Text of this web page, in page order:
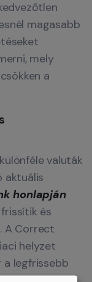
magasabb
mely
a
valuták
aktuális
honlapján
és
A Correct
helyzet
a legfrissebb